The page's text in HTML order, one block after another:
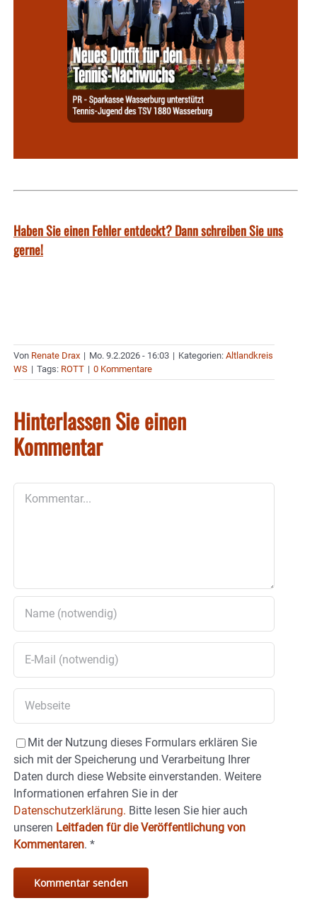
Haben Sie einen Fehler entdeckt? Dann schreiben Sie uns
gerne!
Von Renate Drax | Mo. 9.2.2026 - 16:03 | Kategorien: Altlandkreis
WS | Tags: ROTT | 0 Kommentare
Hinterlassen Sie einen
Kommentar
Mit der Nutzung dieses Formulars erklären Sie
sich mit der Speicherung und Verarbeitung Ihrer
Daten durch diese Website einverstanden. Weitere
Informationen erfahren Sie in der
Datenschutzerklärung. Bitte lesen Sie hier auch
unseren Leitfaden für die Veröffentlichung von
Kommentaren. *